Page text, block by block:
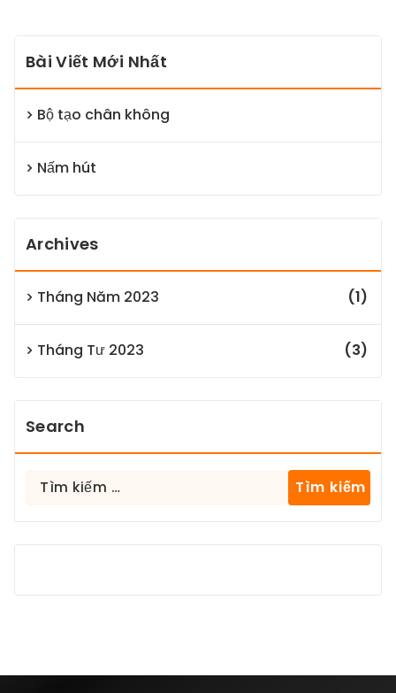
Bài Viết Mới Nhất
Bộ tạo chân không
Nấm hút
Archives
Tháng Năm 2023 (1)
Tháng Tư 2023 (3)
Search
Tìm